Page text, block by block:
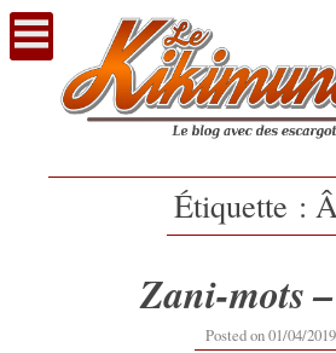
Voir
contenu
Étiquette :
Zani-mots
Posted on01/04/2019